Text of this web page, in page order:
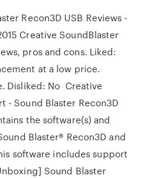
Recon3D USB Reviews -
Creative SoundBlaster
pros and cons. Liked:
at a low price.
Disliked: No Creative
- Sound Blaster Recon3D
the software(s) and
Blaster® Recon3D and
software includes support
Sound Blaster